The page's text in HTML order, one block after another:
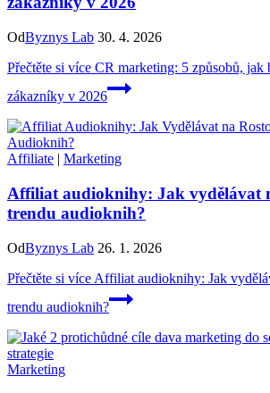
OdByznys Lab 30. 4. 2026
Přečtěte si více CR marketing: 5 způsobů, jak
zákazníky v 2026
Affiliate | Marketing
Affiliat audioknihy: Jak vydělávat
trendu audioknih?
OdByznys Lab 26. 1. 2026
Přečtěte si více Affiliat audioknihy: Jak
trendu audioknih?
Marketing